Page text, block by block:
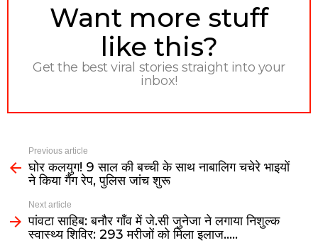
NEWSLETTER
Want more stuff
like this?
Get the best viral stories straight into your
inbox!
Previous article
घोर कलयुग! 9 साल की बच्ची के साथ नाबालिग चचेरे भाइयों
ने किया गैंग रेप, पुलिस जांच शुरू
Next article
पांवटा साहिब: बनौर गाँव में जे.सी जुनेजा ने लगाया निशुल्क
स्वास्थ्य शिविर: 293 मरीजों को मिला इलाज…..